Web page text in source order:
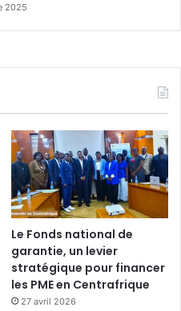
2025
Le Fonds national de
garantie, un levier
stratégique pour financer
les PME en Centrafrique
27 avril 2026